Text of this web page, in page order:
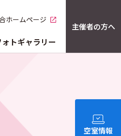
ホームページ 別窓で開く
ォトギャラリー
主催者の方へ
空室情報